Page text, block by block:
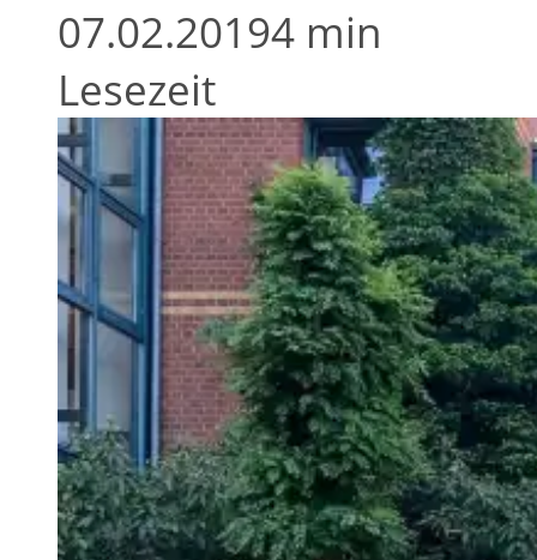
07.02.20194 min
Lesezeit